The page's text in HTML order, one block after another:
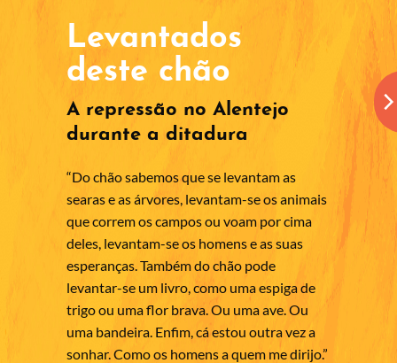
Levantados
deste chão
A repressão no Alentejo
durante a ditadura
“Do chão sabemos que se levantam as
searas e as árvores, levantam-se os animais
que correm os campos ou voam por cima
deles, levantam-se os homens e as suas
esperanças. Também do chão pode
levantar-se um livro, como uma espiga de
trigo ou uma flor brava. Ou uma ave. Ou
uma bandeira. Enfim, cá estou outra vez a
sonhar. Como os homens a quem me dirijo.”